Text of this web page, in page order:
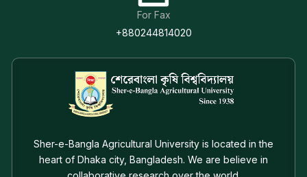
For Fax
+880244814020
Sher-e-Bangla Agricultural University is located in the
heart of Dhaka city, Bangladesh. We are believe in